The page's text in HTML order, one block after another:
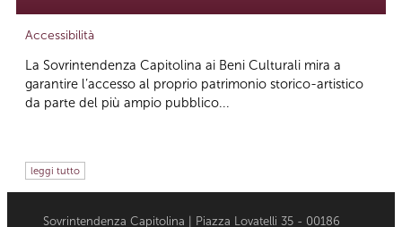
Accessibilità
La Sovrintendenza Capitolina ai Beni Culturali mira a
garantire l’accesso al proprio patrimonio storico-artistico
da parte del più ampio pubblico...
leggi tutto
Sovrintendenza Capitolina | Piazza Lovatelli 35 - 00186